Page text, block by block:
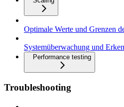
Optimale Werte und Grenzen
Systemüberwachung und
Performance testing
Troubleshooting